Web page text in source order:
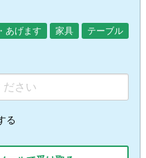
あげます 家具
テーブル
る